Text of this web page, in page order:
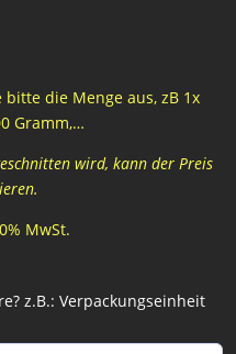
bitte die Menge aus, zB 1x
Gramm,…
wird, kann der Preis
MwSt.
z.B.: Verpackungseinheit